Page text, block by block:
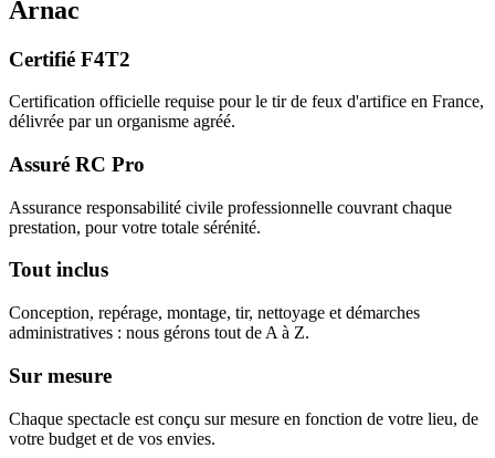
Arnac
Certifié F4T2
Certification officielle requise pour le tir de feux d'artifice en France,
délivrée par un organisme agréé.
Assuré RC Pro
Assurance responsabilité civile professionnelle couvrant chaque
prestation, pour votre totale sérénité.
Tout inclus
Conception, repérage, montage, tir, nettoyage et démarches
administratives : nous gérons tout de A à Z.
Sur mesure
Chaque spectacle est conçu sur mesure en fonction de votre lieu, de
votre budget et de vos envies.